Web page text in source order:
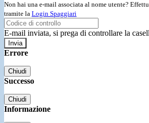
Non hai una e-mail associata al nome utente?
tramite la Login Spaggiari
E-mail inviata, si prega di controllare la
Errore
Chiudi
Successo
Chiudi
Informazione